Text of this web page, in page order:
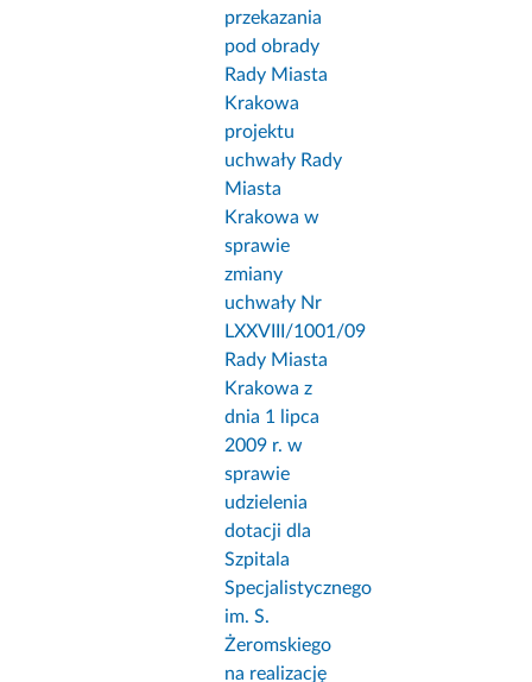
przekazania
pod obrady
Rady Miasta
Krakowa
projektu
uchwały Rady
Miasta
Krakowa w
sprawie
zmiany
uchwały Nr
LXXVIII/1001/09
Rady Miasta
Krakowa z
dnia 1 lipca
2009 r. w
sprawie
udzielenia
dotacji dla
Szpitala
Specjalistycznego
im. S.
Żeromskiego
na realizację